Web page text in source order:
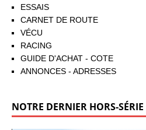
ESSAIS
CARNET DE ROUTE
VÉCU
RACING
GUIDE D'ACHAT - COTE
ANNONCES - ADRESSES
NOTRE DERNIER HORS-SÉRIE